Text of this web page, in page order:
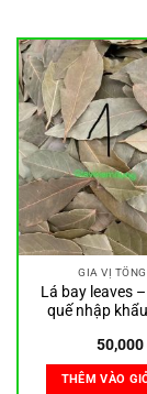
GIA VỊ
Lá bay leaves
quế nhập
50,000
THÊM VÀO